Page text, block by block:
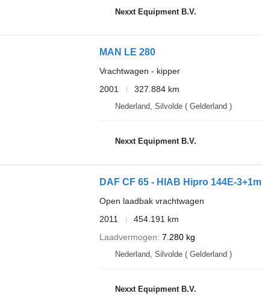
Nexxt Equipment B.V.
MAN LE 280
Vrachtwagen - kipper
2001
327.884 km
Nederland, Silvolde ( Gelderland )
Nexxt Equipment B.V.
DAF CF 65 - HIAB Hipro 144E-3+1m
Open laadbak vrachtwagen
2011
454.191 km
Laadvermogen 7.280 kg
Nederland, Silvolde ( Gelderland )
Nexxt Equipment B.V.